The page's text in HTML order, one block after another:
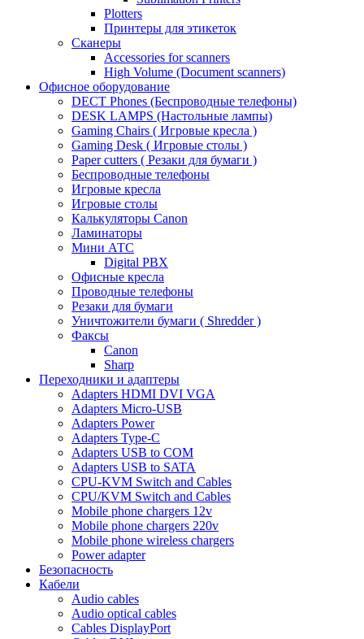
Plotters
Принтеры для этикеток
Сканеры
Accessories for scanners
High Volume (Document scanners)
Офисное оборудование
DECT Phones (Беспроводные телефоны)
DESK LAMPS (Настольные лампы)
Gaming Chairs ( Игровые кресла )
Gaming Desk ( Игровые столы )
Paper cutters ( Резаки для бумаги )
Беспроводные телефоны
Игровые кресла
Игровые столы
Калькуляторы Canon
Ламинаторы
Мини АТС
Digital PBX
Офисные кресла
Проводные телефоны
Резаки для бумаги
Уничтожители бумаги ( Shredder )
Факсы
Canon
Sharp
Переходники и адаптеры
Adapters HDMI DVI VGA
Adapters Micro-USB
Adapters Power
Adapters Type-C
Adapters USB to COM
Adapters USB to SATA
CPU-KVM Switch and Cables
CPU/KVM Switch and Cables
Mobile phone chargers 12v
Mobile phone chargers 220v
Mobile phone wireless chargers
Power adapter
Безопасность
Кабели
Audio cables
Audio optical cables
Cables DisplayPort